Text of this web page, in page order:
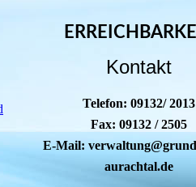
Kontakt
Telefon: 09132/ 2013
Fax: 09132 / 2505
E-Mail:
aurachtal.de